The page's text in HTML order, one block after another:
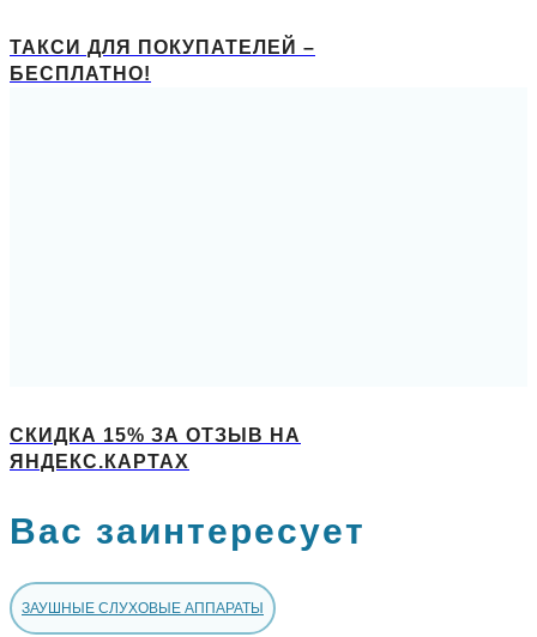
ТАКСИ ДЛЯ ПОКУПАТЕЛЕЙ –
БЕСПЛАТНО!
СКИДКА 15% ЗА ОТЗЫВ НА
ЯНДЕКС.КАРТАХ
Вас заинтересует
ЗАУШНЫЕ СЛУХОВЫЕ АППАРАТЫ